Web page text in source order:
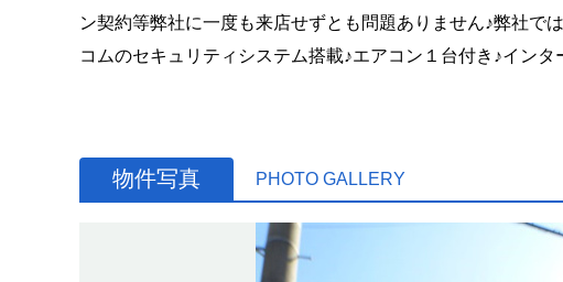
ン契約等弊社に一度も来店せずとも問題ありません♪弊社
コムのセキュリティシステム搭載♪エアコン１台付き♪イン
物件写真 PHOTO GALLERY